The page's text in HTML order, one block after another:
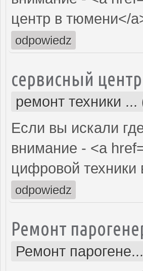
центр в тюмени</
odpowiedz
сервисный
ремонт техники
Если вы искали
внимание - <a
цифровой техники
odpowiedz
Ремонт
Ремонт